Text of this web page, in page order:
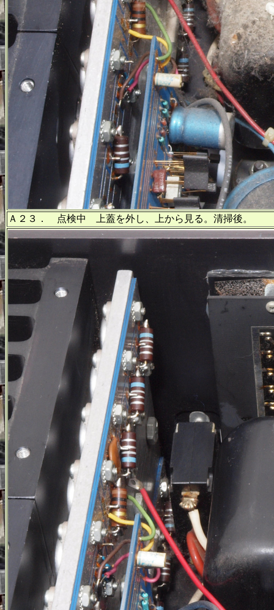
Ａ２３． 点検中 上蓋を外し、上から見る。清掃後。